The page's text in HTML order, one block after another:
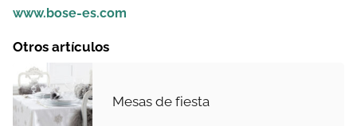
www.bose-es.com
Otros artículos
Mesas de fiesta